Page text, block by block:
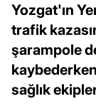
Yozgat'ın
trafik
şarampole
sağlık